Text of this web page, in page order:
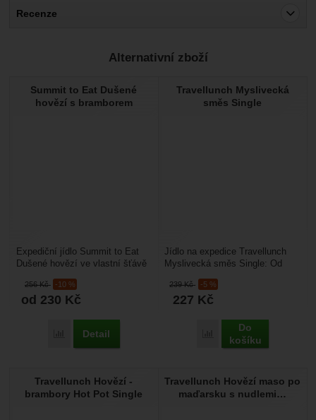
Recenze
Nebyla přidána žádná recenze.
Alternativní zboží
Summit to Eat Dušené
hovězí s bramborem
256Kč -10 %
od 230 Kč
Porovnat
Detail
Expediční jídlo Summit to Eat
Dušené hovězí ve vlastní šťávě
s dokonale vymraženým...
Travellunch Myslivecká
směs Single
239Kč -5 %
227 Kč
Porovnat
Do
košíku
Jídlo na expedice Travellunch
Myslivecká směs Single: Od
dlouhá doba. Současnost...
Travellunch Hovězí -
brambory Hot Pot Single
Travellunch Hovězí maso po
maďarsku s nudlemi…